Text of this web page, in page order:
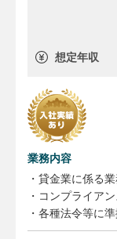
想定年収
業務内容
・貸金業に係る
・コンプライア
・各種法令等に
・各種法令等の